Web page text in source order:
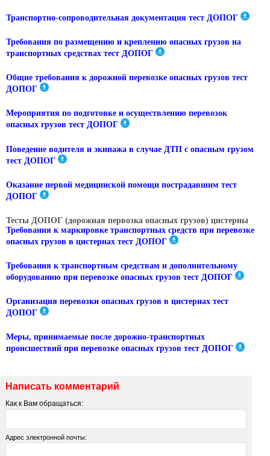
Транспортно-сопроводительная документация тест ДОПОГ
Требования по размещению и креплению опасных грузов на
транспортных средствах тест ДОПОГ
Общие требования к дорожной перевозке опасных грузов тест
ДОПОГ
Мероприятия по подготовке и осуществлению перевозок
опасных грузов тест ДОПОГ
Поведение водителя и экипажа в случае ДТП с опасным грузом
тест ДОПОГ
Оказание первой медицинской помощи пострадавшим тест
ДОПОГ
Тесты ДОПОГ (дорожная первозка опасных грузов) цистерны
Требования к маркировке транспортных средств при перевозке
опасных грузов в цистернах тест ДОПОГ
Требования к транспортным средствам и дополнительному
оборудованию при перевозке опасных грузов тест ДОПОГ
Организация перевозки опасных грузов в цистернах тест
ДОПОГ
Меры, принимаемые после дорожно-транспортных
происшествий при перевозке опасных грузов тест ДОПОГ
Написать комментарий
Как к Вам обращаться:
Адрес электронной почты: